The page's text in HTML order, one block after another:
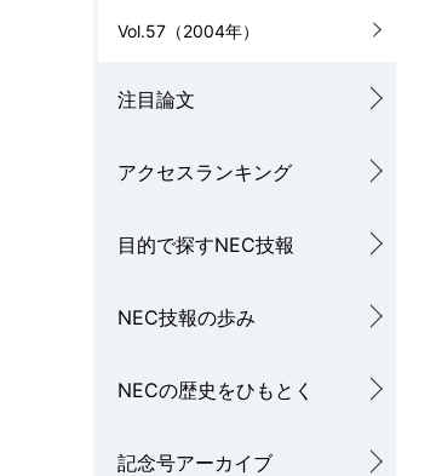
Vol.57（2004年）
注目論文
アクセスランキング
目的で探すNEC技報
NEC技報の歩み
NECの歴史をひもとく
記念号アーカイブ